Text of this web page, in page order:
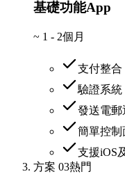
基礎功能App
~ 1 - 2個月
支付整合
驗證系統
發送電郵
簡單控制
支援iOS
方案 03熱門